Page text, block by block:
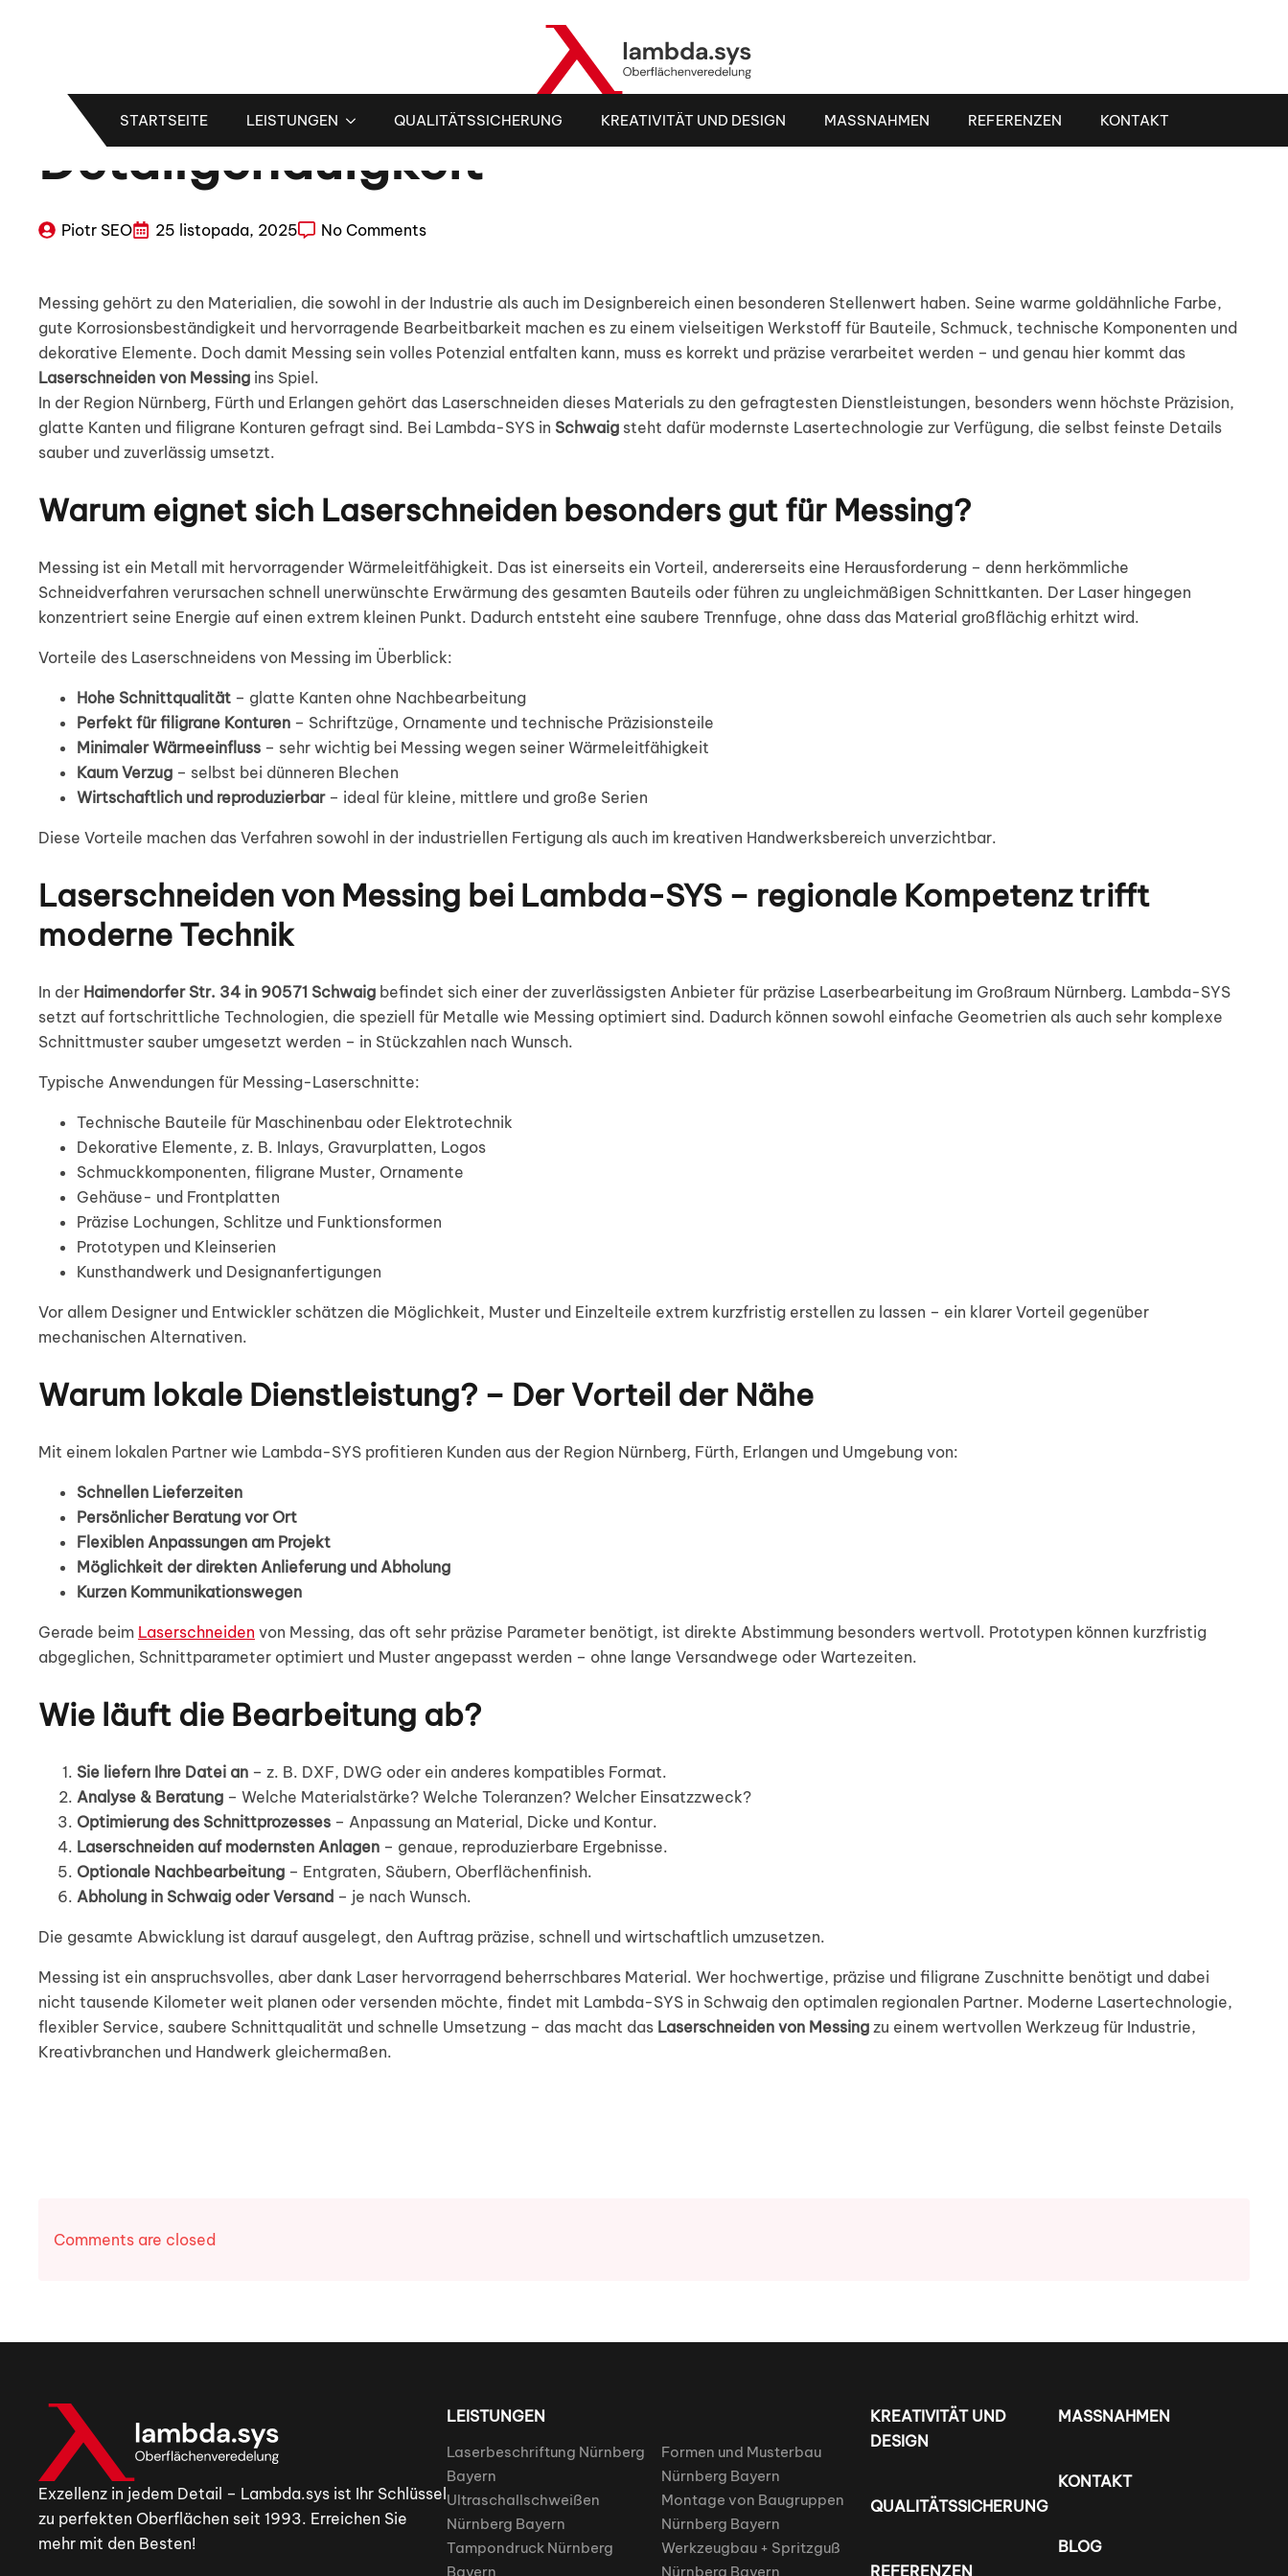
STARTSEITE LEISTUNGEN QUALITÄTSSICHERUNG KREATIVITÄT UND DESIGN MASSNAHMEN REFERENZEN KONTAKT
Laserschneiden Messing – höchste
Detailgenauigkeit
Piotr SEO 25 listopada, 2025 No Comments
Messing gehört zu den Materialien, die sowohl in der Industrie als auch im Designbereich einen besonderen Stellenwert haben. Seine warme goldähnliche Farbe,
gute Korrosionsbeständigkeit und hervorragende Bearbeitbarkeit machen es zu einem vielseitigen Werkstoff für Bauteile, Schmuck, technische Komponenten und
dekorative Elemente. Doch damit Messing sein volles Potenzial entfalten kann, muss es korrekt und präzise verarbeitet werden – und genau hier kommt das
Laserschneiden von Messing ins Spiel.
In der Region Nürnberg, Fürth und Erlangen gehört das Laserschneiden dieses Materials zu den gefragtesten Dienstleistungen, besonders wenn höchste Präzision,
glatte Kanten und filigrane Konturen gefragt sind. Bei Lambda-SYS in Schwaig steht dafür modernste Lasertechnologie zur Verfügung, die selbst feinste Details
sauber und zuverlässig umsetzt.
Warum eignet sich Laserschneiden besonders gut für Messing?
Messing ist ein Metall mit hervorragender Wärmeleitfähigkeit. Das ist einerseits ein Vorteil, andererseits eine Herausforderung – denn herkömmliche
Schneidverfahren verursachen schnell unerwünschte Erwärmung des gesamten Bauteils oder führen zu ungleichmäßigen Schnittkanten. Der Laser hingegen
konzentriert seine Energie auf einen extrem kleinen Punkt. Dadurch entsteht eine saubere Trennfuge, ohne dass das Material großflächig erhitzt wird.
Vorteile des Laserschneidens von Messing im Überblick:
Hohe Schnittqualität – glatte Kanten ohne Nachbearbeitung
Perfekt für filigrane Konturen – Schriftzüge, Ornamente und technische Präzisionsteile
Minimaler Wärmeeinfluss – sehr wichtig bei Messing wegen seiner Wärmeleitfähigkeit
Kaum Verzug – selbst bei dünneren Blechen
Wirtschaftlich und reproduzierbar– ideal für kleine, mittlere und große Serien
Diese Vorteile machen das Verfahren sowohl in der industriellen Fertigung als auch im kreativen Handwerksbereich unverzichtbar.
Laserschneiden von Messing bei Lambda-SYS – regionale Kompetenz trifft
moderne Technik
In der Haimendorfer Str. 34 in 90571 Schwaig befindet sich einer der zuverlässigsten Anbieter für präzise Laserbearbeitung im Großraum Nürnberg. Lambda-SYS
setzt auf fortschrittliche Technologien, die speziell für Metalle wie Messing optimiert sind. Dadurch können sowohl einfache Geometrien als auch sehr komplexe
Schnittmuster sauber umgesetzt werden – in Stückzahlen nach Wunsch.
Typische Anwendungen für Messing-Laserschnitte:
Technische Bauteile für Maschinenbau oder Elektrotechnik
Dekorative Elemente, z. B. Inlays, Gravurplatten, Logos
Schmuckkomponenten, filigrane Muster, Ornamente
Gehäuse- und Frontplatten
Präzise Lochungen, Schlitze und Funktionsformen
Prototypen und Kleinserien
Kunsthandwerk und Designanfertigungen
Vor allem Designer und Entwickler schätzen die Möglichkeit, Muster und Einzelteile extrem kurzfristig erstellen zu lassen – ein klarer Vorteil gegenüber
mechanischen Alternativen.
Warum lokale Dienstleistung? – Der Vorteil der Nähe
Mit einem lokalen Partner wie Lambda-SYS profitieren Kunden aus der Region Nürnberg, Fürth, Erlangen und Umgebung von:
Schnellen Lieferzeiten
Persönlicher Beratung vor Ort
Flexiblen Anpassungen am Projekt
Möglichkeit der direkten Anlieferung und Abholung
Kurzen Kommunikationswegen
Gerade beim Laserschneiden von Messing, das oft sehr präzise Parameter benötigt, ist direkte Abstimmung besonders wertvoll. Prototypen können kurzfristig
abgeglichen, Schnittparameter optimiert und Muster angepasst werden – ohne lange Versandwege oder Wartezeiten.
Wie läuft die Bearbeitung ab?
Sie liefern Ihre Datei an – z. B. DXF, DWG oder ein anderes kompatibles Format.
Analyse & Beratung – Welche Materialstärke? Welche Toleranzen? Welcher Einsatzzweck?
Optimierung des Schnittprozesses – Anpassung an Material, Dicke und Kontur.
Laserschneiden auf modernsten Anlagen – genaue, reproduzierbare Ergebnisse.
Optionale Nachbearbeitung – Entgraten, Säubern, Oberflächenfinish.
Abholung in Schwaig oder Versand – je nach Wunsch.
Die gesamte Abwicklung ist darauf ausgelegt, den Auftrag präzise, schnell und wirtschaftlich umzusetzen.
Messing ist ein anspruchsvolles, aber dank Laser hervorragend beherrschbares Material. Wer hochwertige, präzise und filigrane Zuschnitte benötigt und dabei
nicht tausende Kilometer weit planen oder versenden möchte, findet mit Lambda-SYS in Schwaig den optimalen regionalen Partner. Moderne Lasertechnologie,
flexibler Service, saubere Schnittqualität und schnelle Umsetzung – das macht das Laserschneiden von Messing zu einem wertvollen Werkzeug für Industrie,
Kreativbranchen und Handwerk gleichermaßen.
Comments are closed
Exzellenz in jedem Detail – Lambda.sys ist Ihr Schlüssel
zu perfekten Oberflächen seit 1993. Erreichen Sie
mehr mit den Besten!
LEISTUNGEN
Laserbeschriftung Nürnberg
Bayern
Ultraschallschweißen
Nürnberg Bayern
Tampondruck Nürnberg
Bayern
Formen und Musterbau
Nürnberg Bayern
Montage von Baugruppen
Nürnberg Bayern
Werkzeugbau + Spritzguß
Nürnberg Bayern
KREATIVITÄT UND
DESIGN
QUALITÄTSSICHERUNG
REFERENZEN
MASSNAHMEN
KONTAKT
BLOG